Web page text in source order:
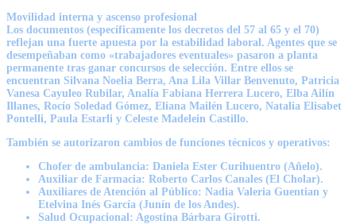
Movilidad interna y ascenso profesional
Los documentos (específicamente los decretos del 57 al 65 y el 70)
reflejan una fuerte apuesta por la estabilidad laboral. Agentes que se
desempeñaban como «trabajadores eventuales» pasaron a planta
permanente tras ganar concursos de selección. Entre ellos se
encuentran Silvana Noelia Berra, Ana Lila Villar Benvenuto, Patricia
Vanesa Cayuleo Rubilar, Analía Fabiana Herrera Lucero, Elba Ailín
Illanes, Rocío Soledad Gómez, Eliana Mailén Lucero, Natalia Elisabet
Pontelli, Paula Estarli y Celeste Madelein Castillo.
También se autorizaron cambios de funciones técnicos y operativos:
Chofer de ambulancia: Daniela Ester Curihuentro (Añelo).
Auxiliar de Farmacia: Roberto Carlos Canales (El Cholar).
Auxiliares de Atención al Público: Nadia Valeria Guentian y
Etelvina Inés García (Junín de los Andes).
Salud Ocupacional: Agostina Bárbara Girotti.